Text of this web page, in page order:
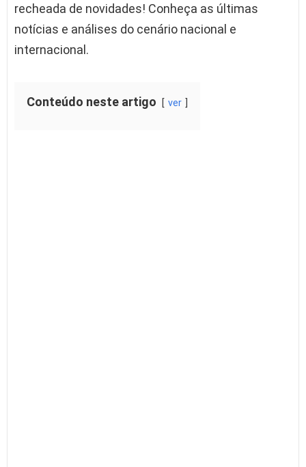
recheada de novidades! Conheça as últimas
notícias e análises do cenário nacional e
internacional.
Conteúdo neste artigo ver